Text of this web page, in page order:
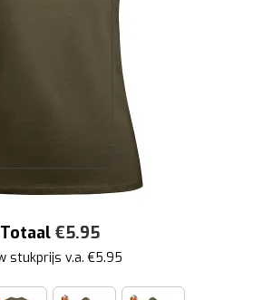
Totaal €5.95
stukprijs v.a. €5.95